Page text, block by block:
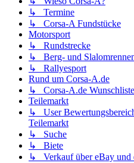
↳ Termine
↳ Corsa-A Fundstücke
Motorsport
↳ Rundstrecke
↳ Berg- und
↳ Rallyesport
Rund um Corsa-A.de
↳ Corsa-A.de Wunschliste
Teilemarkt
↳ User
Teilemarkt
↳ Suche
↳ Biete
↳ Verkauf über eBay und